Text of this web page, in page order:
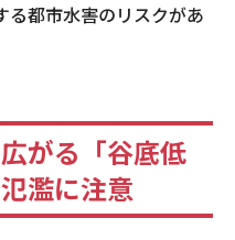
る都市水害のリスクがあ
がる「谷底低
濫に注意